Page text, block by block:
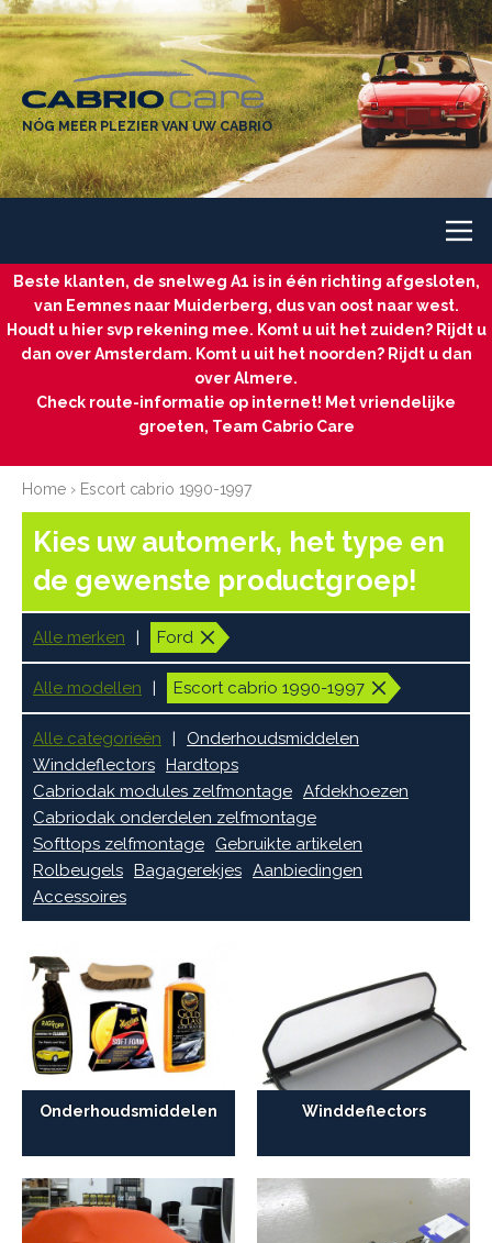
NÓG MEER PLEZIER VAN UW CABRIO
Beste klanten, de snelweg A1 is in één richting afgesloten,
van Eemnes naar Muiderberg, dus van oost naar west.
Houdt u hier svp rekening mee. Komt u uit het zuiden? Rijdt u
dan over Amsterdam. Komt u uit het noorden? Rijdt u dan
over Almere.
Check route-informatie op internet! Met vriendelijke
groeten, Team Cabrio Care
Home › Escort cabrio 1990-1997
Kies uw automerk, het type en
de gewenste productgroep!
Alle merken Ford
Alle modellen Escort cabrio 1990-1997
Alle categorieën
Onderhoudsmiddelen
Winddeflectors Hardtops
Cabriodak modules zelfmontage Afdekhoezen
Cabriodak onderdelen zelfmontage
Softtops zelfmontage
Gebruikte artikelen
Rolbeugels Bagagerekjes Aanbiedingen
Accessoires
Onderhoudsmiddelen Winddeflectors